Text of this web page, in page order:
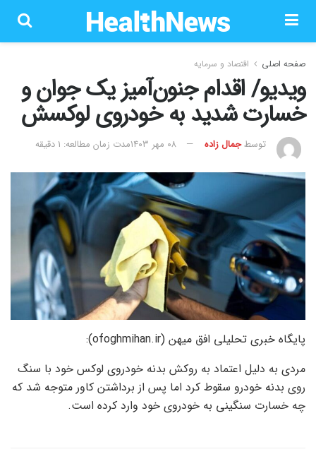
صفحه اصلی اقتصاد و سرمایه
ویدیو/ اقدام جنون‌آمیز یک جوان و
خسارت شدید به خودروی لوکسش
توسطجمال زاده ۰۸ مهر ۱۴۰۳ مدت زمان مطالعه: 1 دقیقه
پایگاه خبری تحلیلی افق میهن (ofoghmihan.ir):
مردی به دلیل اعتماد به روکش بدنه خودروی لوکس خود با سنگ
روی بدنه خودرو سقوط کرد اما پس از برداشتن کاور متوجه شد که
چه خسارت سنگینی به خودروی خود وارد کرده است.